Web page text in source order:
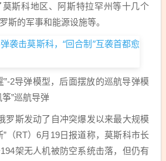
斯科地区、阿斯特拉罕州等十几个
斯的军事和能源设施等。
”-2导弹模型，后面摆放的巡航导弹模
”巡航导弹
罗斯发动了自冲突爆发以来最大规模
”（RT）6月19日报道称，莫斯科市长
架无人机被防空系统击落，但仍有